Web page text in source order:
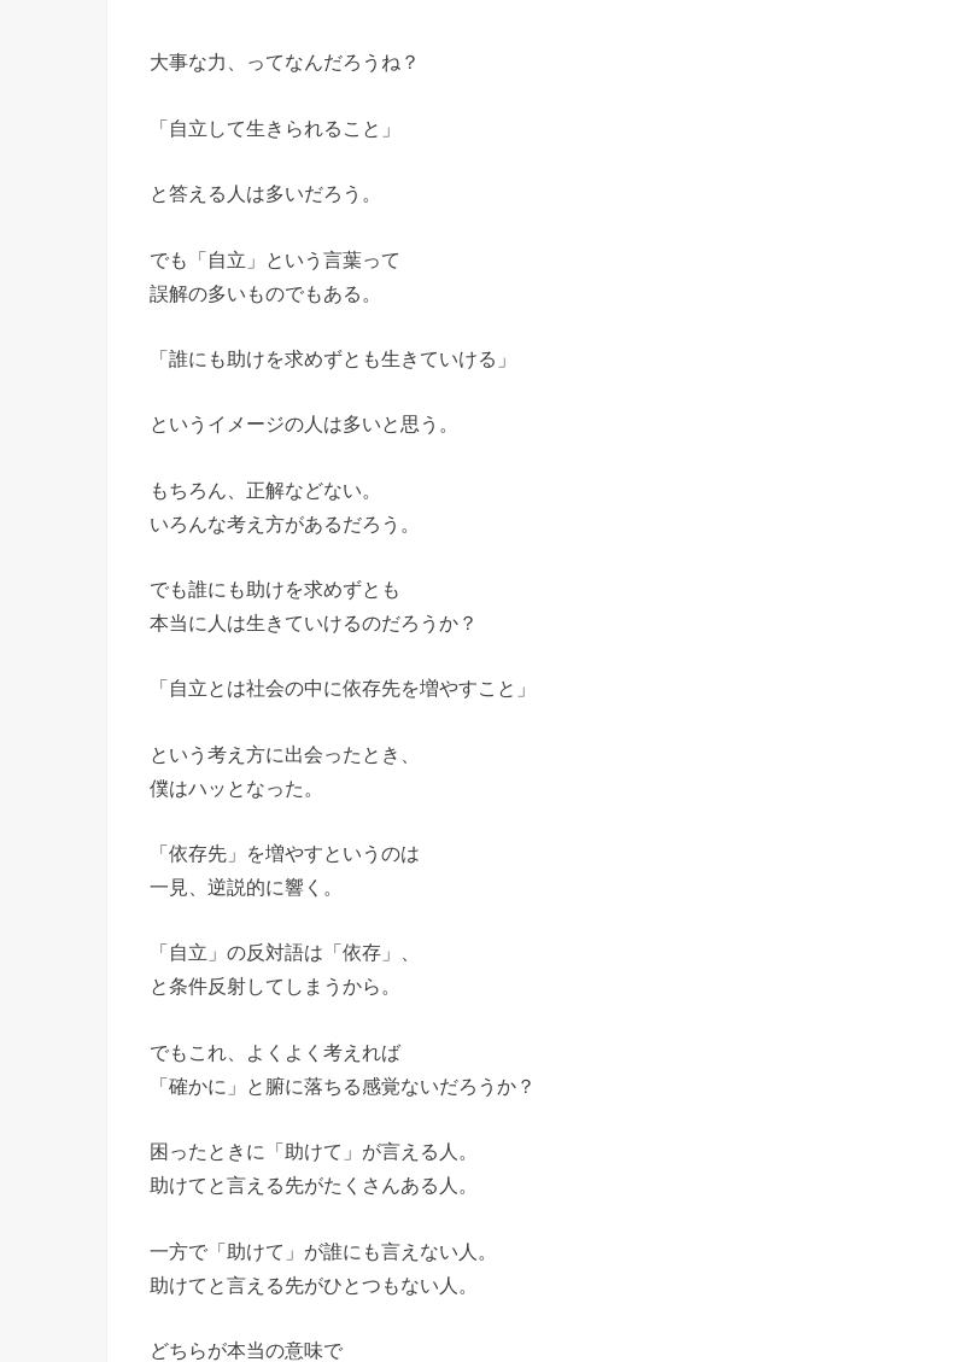
大事な力、ってなんだろうね？
「自立して生きられること」
と答える人は多いだろう。
でも「自立」という言葉って
誤解の多いものでもある。
「誰にも助けを求めずとも生きていける」
というイメージの人は多いと思う。
もちろん、正解などない。
いろんな考え方があるだろう。
でも誰にも助けを求めずとも
本当に人は生きていけるのだろうか？
「自立とは社会の中に依存先を増やすこと」
という考え方に出会ったとき、
僕はハッとなった。
「依存先」を増やすというのは
一見、逆説的に響く。
「自立」の反対語は「依存」、
と条件反射してしまうから。
でもこれ、よくよく考えれば
「確かに」と腑に落ちる感覚ないだろうか？
困ったときに「助けて」が言える人。
助けてと言える先がたくさんある人。
一方で「助けて」が誰にも言えない人。
助けてと言える先がひとつもない人。
どちらが本当の意味で